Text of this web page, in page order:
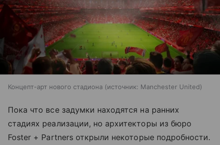
Концепт-арт нового стадиона источник: Manchester United
Пока что все задумки находятся на ранних
стадиях реализации, но архитекторы из бюро
Foster + Partners открыли некоторые подробности.